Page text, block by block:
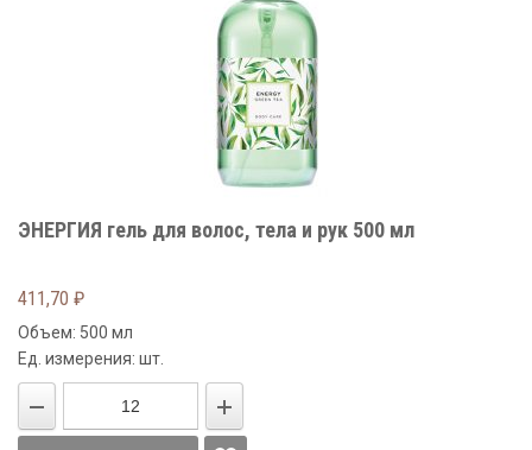
ЭНЕРГИЯ гель для волос, тела и рук 500 мл
411,70 ₽
Объем: 500 мл
Ед. измерения: шт.